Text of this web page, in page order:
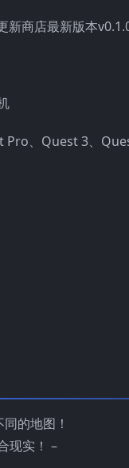
新商店最新版本
Pro、Quest 3、
的地图！
现实！ –